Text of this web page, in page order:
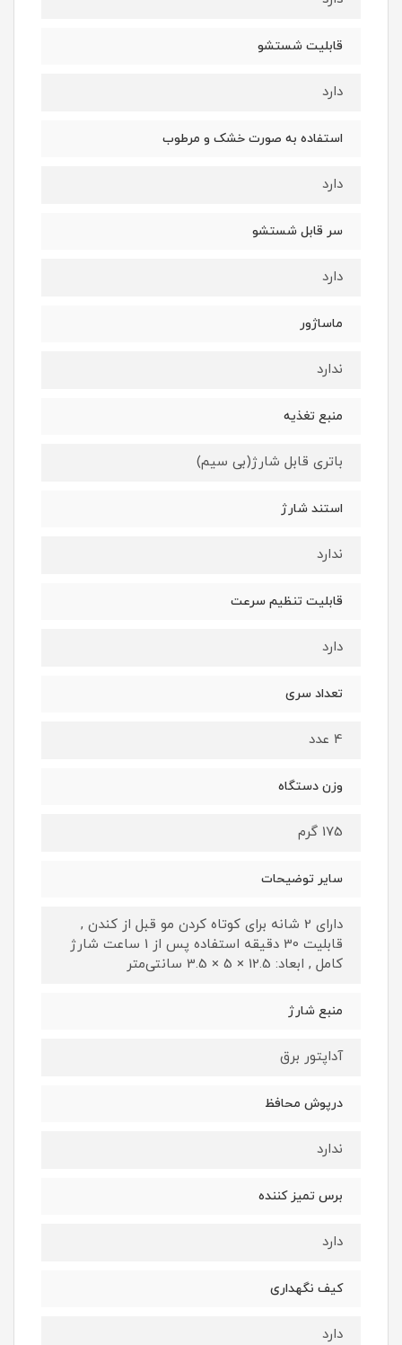
قابلیت شستشو
دارد
استفاده به صورت خشک و مرطوب
دارد
سر قابل شستشو
دارد
ماساژور
ندارد
منبع تغذیه
باتری قابل شارژ(بی سیم)
استند شارژ
ندارد
قابلیت تنظیم سرعت
دارد
تعداد سری
4 عدد
وزن دستگاه
175 گرم
سایر توضیحات
دارای 2 شانه برای کوتاه کردن مو قبل از کندن ,
قابلیت 30 دقیقه استفاده پس از 1 ساعت شارژ
کامل , ابعاد: 12.5 × 5 × 3.5 سانتی‌متر
منبع شارژ
آداپتور برق
درپوش محافظ
ندارد
برس تمیز کننده
دارد
کیف نگهداری
دارد